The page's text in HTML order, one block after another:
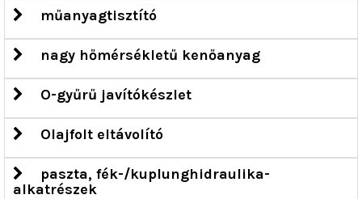
műanyagtisztító
nagy hőmérsékletű kenőanyag
O-gyűrű javítókészlet
Olajfolt eltávolító
paszta, fék-/kuplunghidraulika-
alkatrészek